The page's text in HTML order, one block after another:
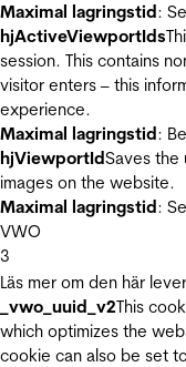
Maximal lagringstid:
hjActiveViewportIds
session. This contains
visitor enters – this
experience.
Maximal lagringstid:
hjViewportIdSaves the
images on the website.
Maximal lagringstid:
VWO
3
Läs mer om den här
_vwo_uuid_v2This
which optimizes the
cookie can also be set